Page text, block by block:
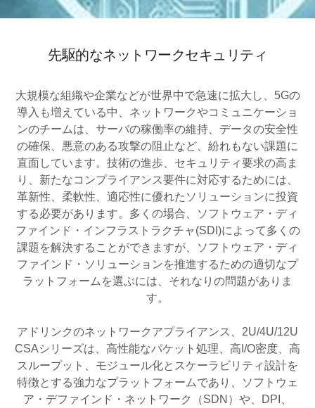
先駆的なネットワークセキュリティ
大規模な組織や企業などが世界中で急速に拡大し、5Gの
導入も増えている中、ネットワークやコミュニケーショ
ンのチームは、サーバの稼働率の維持、データの安全性
の確保、悪意のある攻撃の阻止など、紛れもない課題に
直面しています。技術の進歩、セキュリティ要求の高ま
り、新たなコンプライアンス要件に対応するためには、
革新性、柔軟性、適応性に優れたソリューションに投資
する必要があります。多くの場合、ソフトウェア・ディ
ファインド・インフラストラクチャ(SDI)によって多くの
課題を解決することができますが、ソフトウェア・ディ
ファインド・ソリューションを推進するための適切なプ
ラットフォームを選ぶには、それなりの問題がありま
す。
アドリンクのネットワークアプライアンス、2U/4U/12U
CSAシリーズは、高性能なパケット処理、高I/O密度、高
スループット、モジュール化とスケーラビリティ設計を
特徴とする強力なプラットフォームであり、ソフトウェ
ア・デファインド・ネットワーク（SDN）や、DPI、